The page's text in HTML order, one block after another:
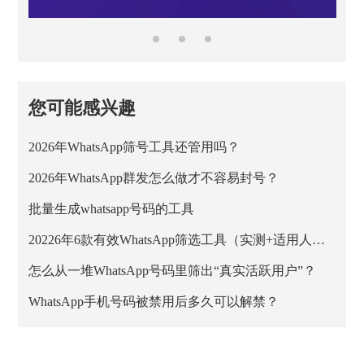
您可能感兴趣
2026年WhatsApp筛号工具还管用吗？
2026年WhatsApp群发怎么做才不容易封号？
批量生成whatsapp号码的工具
20226年6款有效WhatsApp筛选工具（实测+适用人群）
怎么从一堆WhatsApp号码里筛出“真实活跃用户”？
WhatsApp手机号码被禁用后多久可以解禁？